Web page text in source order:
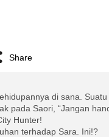
Share
di sana. Suatu
pada Saori, “Jangan
Hunter!
terhadap Sara. Ini!?